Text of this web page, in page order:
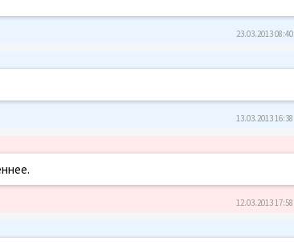
23.03.2013 08:40
13.03.2013 16:38
12.03.2013 17:58